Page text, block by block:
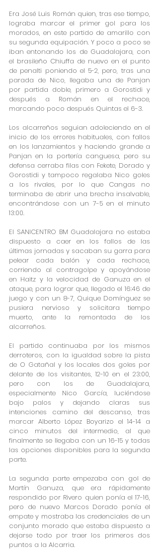
Era José Luis Román quien, tras ese tiempo,
lograba marcar el primer gol para los
morados, en este partido de amarillo con
su segunda equipación. Y poco a poco se
iban entonando los de Guadalajara, con
el brasileño Chiuffa de nuevo en el punto
de penalti poniendo el 5-2, pero, tras una
parada de Nico, llegaba una de Panjan
por partida doble, primero a Gorostidi y
después a Román en el rechace,
marcando poco después Quintas el 6-3.
Los alcarreños seguian adoleciendo en el
inicio de los errores habituales, con fallos
en los lanzamientos y haciendo grande a
Panjan en la portería canguesa, pero su
defensa cerraba filas con Fekete, Dorado y
Gorostidi y tampoco regalaba Nico goles
a los rivales, por lo que Cangas no
terminaba de abrir una brecha insalvable,
encontrándose con un 7-5 en el minuto
13:00.
El SANICENTRO BM Guadalajara no estaba
dispuesto a caer en los fallos de las
últimas jornadas y sacaban su garra para
pelear cada balón y cada rechace,
corriendo al contragolpe y apoyándose
en Haitz y la velocidad de Ganuza en el
ataque, para lograr que, llegado el 16:46 de
juego y con un 8-7, Quique Domínguez se
pusiera nervioso y solicitara tiempo
muerto, ante la remontada de los
alcarreños.
El partido continuaba por los mismos
derroteros, con la igualdad sobre la pista
de O Gatañal y los locales dos goles por
delante de los visitantes, 12-10 en el 23:00,
pero con los de Guadalajara,
especialmente Nico García, luciéndose
bajo palos y dejando claras sus
intenciones camino del descanso, tras
marcar Alberto López Boyarizo el 14-14 a
cinco minutos del intermedio, al que
finalmente se llegaba con un 16-15 y todas
las opciones disponibles para la segunda
parte.
La segunda parte empezaba con gol de
Martín Ganuza, que era rápidamente
respondido por Rivero quien ponía el 17-16,
pero de nuevo Marcos Dorado ponía el
empate y mostraba las credenciales de un
conjunto morado que estaba dispuesto a
dejarse todo por traer los primeros dos
puntos a la Alcarria.